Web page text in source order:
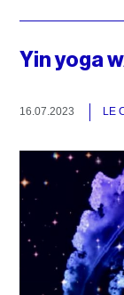
Yin yoga
16.07.2023 LE